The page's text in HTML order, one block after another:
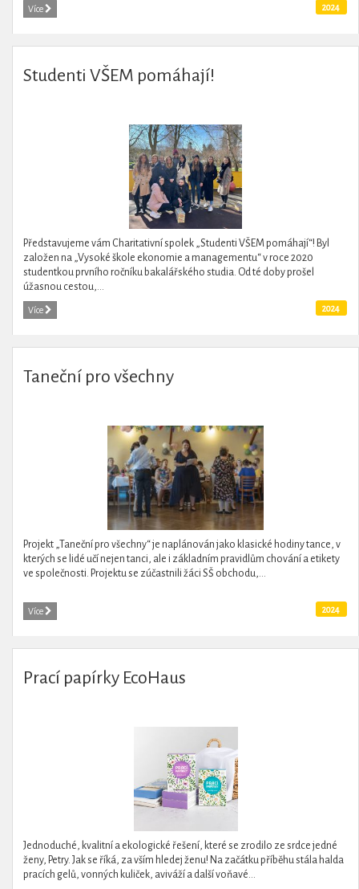
Více 2024
Studenti VŠEM pomáhají!
Představujeme vám Charitativní spolek „Studenti VŠEM pomáhají“! Byl
založen na „Vysoké škole ekonomie a managementu“ v roce 2020
studentkou prvního ročníku bakalářského studia. Od té doby prošel
úžasnou cestou,...
Více 2024
Taneční pro všechny
Projekt „Taneční pro všechny“ je naplánován jako klasické hodiny tance, v
kterých se lidé učí nejen tanci, ale i základním pravidlům chování a etikety
ve společnosti. Projektu se zúčastnili žáci SŠ obchodu,...
Více 2024
Prací papírky EcoHaus
Jednoduché, kvalitní a ekologické řešení, které se zrodilo ze srdce jedné
ženy, Petry. Jak se říká, za vším hledej ženu! Na začátku příběhu stála halda
pracích gelů, vonných kuliček, aviváží a další voňavé...